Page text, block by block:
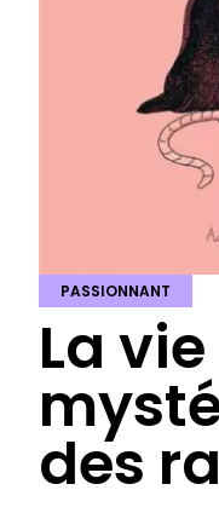
PASSIONNANT
La vie
des